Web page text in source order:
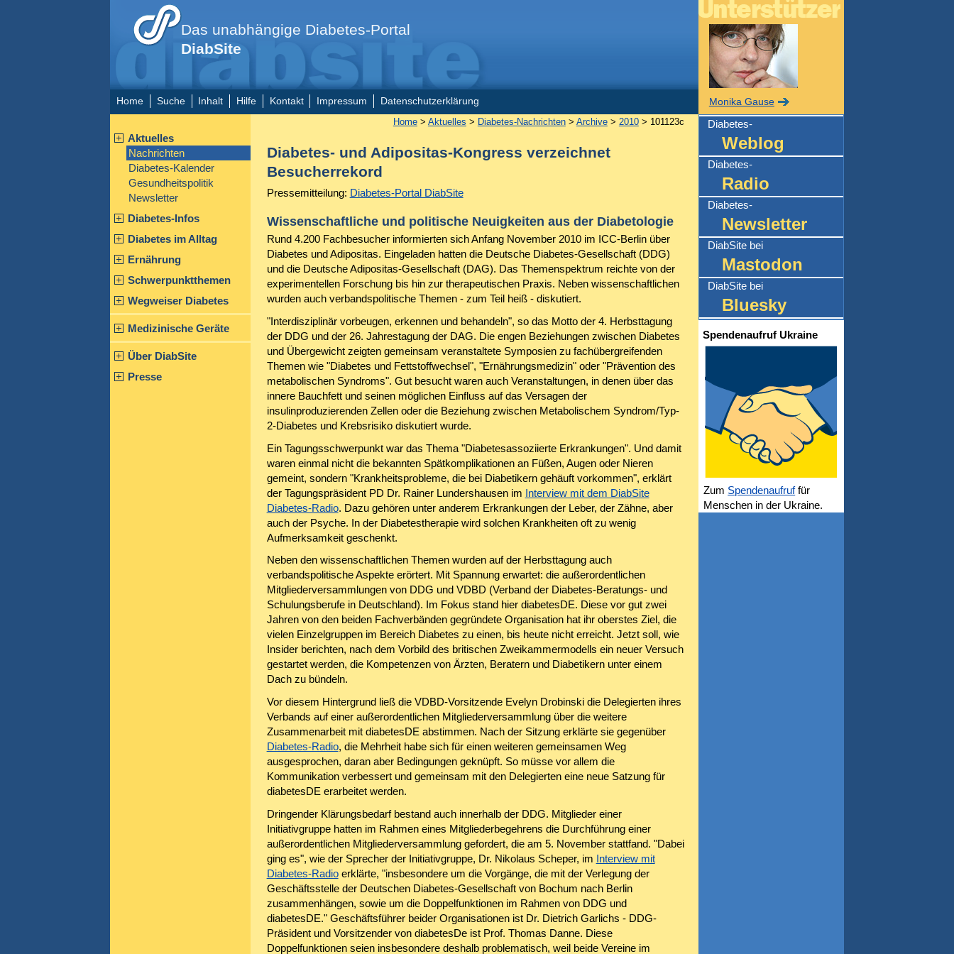
Das unabhängige Diabetes-Portal
DiabSite
Home Suche Inhalt Hilfe Kontakt Impressum Datenschutzerklärung
Aktuelles
Nachrichten
Diabetes-Kalender
Gesundheitspolitik
Newsletter
Diabetes-Infos
Diabetes im Alltag
Ernährung
Schwerpunktthemen
Wegweiser Diabetes
Medizinische Geräte
Über DiabSite
Presse
Home> Aktuelles > Diabetes-Nachrichten> Archive> 2010> 101123c
Diabetes- und Adipositas-Kongress verzeichnet
Besucherrekord
Pressemitteilung: Diabetes-Portal DiabSite
Wissenschaftliche und politische Neuigkeiten aus der Diabetologie
Rund 4.200 Fachbesucher informierten sich Anfang November 2010 im ICC-Berlin über
Diabetes und Adipositas. Eingeladen hatten die Deutsche Diabetes-Gesellschaft (DDG)
und die Deutsche Adipositas-Gesellschaft (DAG). Das Themenspektrum reichte von der
experimentellen Forschung bis hin zur therapeutischen Praxis. Neben wissenschaftlichen
wurden auch verbandspolitische Themen - zum Teil heiß - diskutiert.
"Interdisziplinär vorbeugen, erkennen und behandeln", so das Motto der 4. Herbsttagung
der DDG und der 26. Jahrestagung der DAG. Die engen Beziehungen zwischen Diabetes
und Übergewicht zeigten gemeinsam veranstaltete Symposien zu fachübergreifenden
Themen wie "Diabetes und Fettstoffwechsel", "Ernährungsmedizin" oder "Prävention des
metabolischen Syndroms". Gut besucht waren auch Veranstaltungen, in denen über das
innere Bauchfett und seinen möglichen Einfluss auf das Versagen der
insulinproduzierenden Zellen oder die Beziehung zwischen Metabolischem Syndrom/Typ-
2-Diabetes und Krebsrisiko diskutiert wurde.
Ein Tagungsschwerpunkt war das Thema "Diabetesassoziierte Erkrankungen". Und damit
waren einmal nicht die bekannten Spätkomplikationen an Füßen, Augen oder Nieren
gemeint, sondern "Krankheitsprobleme, die bei Diabetikern gehäuft vorkommen", erklärt
der Tagungspräsident PD Dr. Rainer Lundershausen im Interview mit dem DiabSite
Diabetes-Radio. Dazu gehören unter anderem Erkrankungen der Leber, der Zähne, aber
auch der Psyche. In der Diabetestherapie wird solchen Krankheiten oft zu wenig
Aufmerksamkeit geschenkt.
Neben den wissenschaftlichen Themen wurden auf der Herbsttagung auch
verbandspolitische Aspekte erörtert. Mit Spannung erwartet: die außerordentlichen
Mitgliederversammlungen von DDG und VDBD (Verband der Diabetes-Beratungs- und
Schulungsberufe in Deutschland). Im Fokus stand hier diabetesDE. Diese vor gut zwei
Jahren von den beiden Fachverbänden gegründete Organisation hat ihr oberstes Ziel, die
vielen Einzelgruppen im Bereich Diabetes zu einen, bis heute nicht erreicht. Jetzt soll, wie
Insider berichten, nach dem Vorbild des britischen Zweikammermodells ein neuer Versuch
gestartet werden, die Kompetenzen von Ärzten, Beratern und Diabetikern unter einem
Dach zu bündeln.
Vor diesem Hintergrund ließ die VDBD-Vorsitzende Evelyn Drobinski die Delegierten ihres
Verbands auf einer außerordentlichen Mitgliederversammlung über die weitere
Zusammenarbeit mit diabetesDE abstimmen. Nach der Sitzung erklärte sie gegenüber
Diabetes-Radio, die Mehrheit habe sich für einen weiteren gemeinsamen Weg
ausgesprochen, daran aber Bedingungen geknüpft. So müsse vor allem die
Kommunikation verbessert und gemeinsam mit den Delegierten eine neue Satzung für
diabetesDE erarbeitet werden.
Dringender Klärungsbedarf bestand auch innerhalb der DDG. Mitglieder einer
Initiativgruppe hatten im Rahmen eines Mitgliederbegehrens die Durchführung einer
außerordentlichen Mitgliederversammlung gefordert, die am 5. November stattfand. "Dabei
ging es", wie der Sprecher der Initiativgruppe, Dr. Nikolaus Scheper, im Interview mit
Diabetes-Radioerklärte, "insbesondere um die Vorgänge, die mit der Verlegung der
Geschäftsstelle der Deutschen Diabetes-Gesellschaft von Bochum nach Berlin
zusammenhängen, sowie um die Doppelfunktionen im Rahmen von DDG und
diabetesDE." Geschäftsführer beider Organisationen ist Dr. Dietrich Garlichs - DDG-
Präsident und Vorsitzender von diabetesDe ist Prof. Thomas Danne. Diese
Doppelfunktionen seien insbesondere deshalb problematisch, weil beide Vereine im
Monika Gause
Diabetes-
Weblog
Diabetes-
Radio
Diabetes-
Newsletter
DiabSite bei
Mastodon
DiabSite bei
Bluesky
Spendenaufruf Ukraine
Zum Spendenaufruffür
Menschen in der Ukraine.